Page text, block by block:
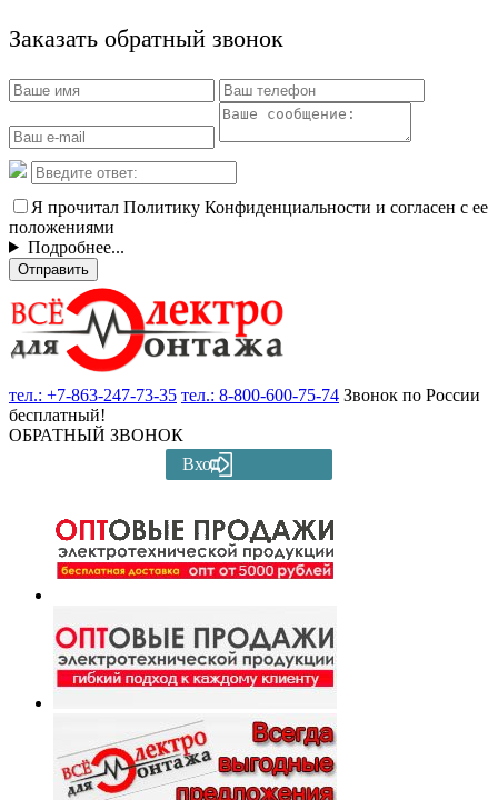
Заказать обратный звонок
Я прочитал Политику Конфиденциальности и согласен с ее
положениями
Подробнее...
Отправить
тел.: +7-863-247-73-35 тел.: 8-800-600-75-74 Звонок по России
бесплатный!
ОБРАТНЫЙ ЗВОНОК
Вход